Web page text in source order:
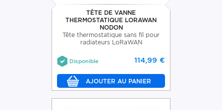
TÊTE DE VANNE
THERMOSTATIQUE LORAWAN
NODON
Tête thermostatique sans fil pour
radiateurs LoRaWAN
114,99 €
Disponible